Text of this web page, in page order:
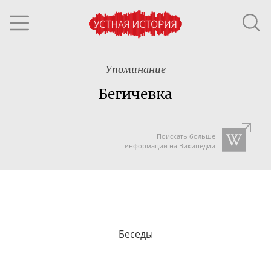
Упоминание
Бегичевка
Поискать больше
информации на Википедии
Беседы